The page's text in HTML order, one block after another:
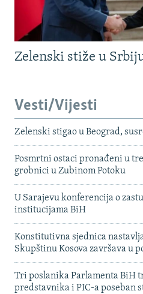
Zelenski stiže u
Vesti/Vijesti
Zelenski stigao u Beograd,
Posmrtni ostaci pronađeni u
grobnici u Zubinom Potoku
U Sarajevu konferencija o
institucijama BiH
Konstitutivna sjednica
Skupštinu Kosova završava u
Tri poslanika Parlamenta BiH
predstavnika i PIC-a poseban